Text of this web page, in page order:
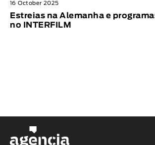
16 October 2025
Estreias na Alemanha e
no INTERFILM